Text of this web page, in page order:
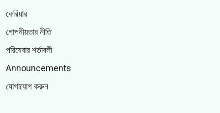
কেরিয়ার
গোপনীয়তার নীতি
পরিষেবার শর্তাবলী
Announcements
যোগাযোগ করুন